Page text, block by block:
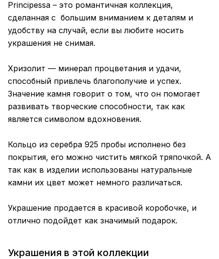
Principessa – это романтичная коллекция,
сделанная с большим вниманием к деталям и
удобству на случай, если вы любите носить
украшения не снимая.
Хризолит — минерал процветания и удачи,
способный привлечь благополучие и успех.
Значение камня говорит о том, что он помогает
развивать творческие способности, так как
является символом вдохновения.
Кольцо из серебра 925 пробы исполнено без
покрытия, его можно чистить мягкой тряпочкой. А
так как в изделии использованы натуральные
камни их цвет может немного различаться.
Украшение продается в красивой коробочке, и
отлично подойдет как значимый подарок.
Украшения в этой коллекции